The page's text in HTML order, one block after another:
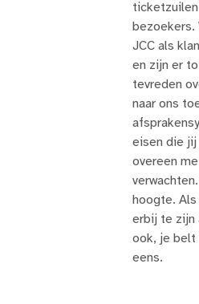
bezoekers.
JCC als
en zijn er
tevreden
naar ons
eisen die
overeen
hoogte.
erbij te zijn
ook, je belt
eens.